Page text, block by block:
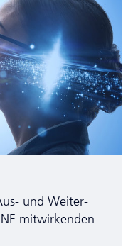
und Weiter­
mitwirkenden